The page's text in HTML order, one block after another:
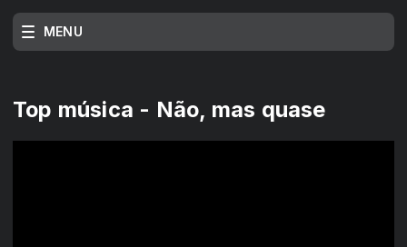
MENU
Top música - Não, mas quase